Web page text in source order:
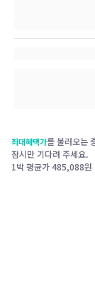
최대혜택가를 불러오는
잠시만 기다려 주세요.
1박 평균가485,088원